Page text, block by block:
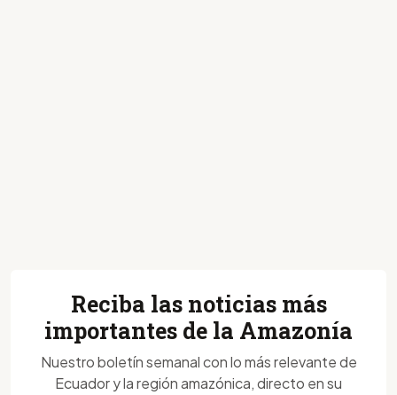
Reciba las noticias más
importantes de la Amazonía
Nuestro boletín semanal con lo más relevante de
Ecuador y la región amazónica, directo en su